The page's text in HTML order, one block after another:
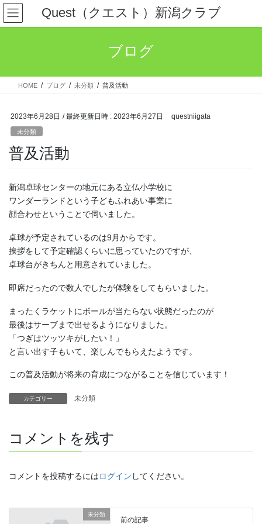
コ
ン
テ
ス
ナ
ビ
ゲ
ン
Quest（クエスト）新潟クラブ
ブログ
HOME ブログ 未分類 普及活動
2023年6月28日 / 最終更新日時 : 2023年6月27日 questniigata
未分類
普及活動
新潟卓球センターの地元にある立仏小学校に
ワンダーランドという子どもふれあい事業に
顔合わせということで伺いました。
卓球が予定されているのは9月からです。
挨拶をして予定確認くらいに思っていたのですが、
卓球台がきちんと用意されていました。
即席だったので数人でしたが体験をしてもらいました。
まったくラケットにボールが当たらない状態だったのが
最後はサーブまで出せるようになりました。
「つぎはツッツキがしたい！」
と言い出す子もいて、楽しんでもらえたようです。
この普及活動が将来の育成につながることを信じています！
カテゴリー 未分類
コメントを残す
コメントを投稿するにはログイン してください。
未分類
前の記事